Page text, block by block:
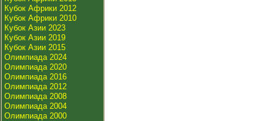
Кубок Африки 2012
Кубок Африки 2010
Кубок Азии 2023
Кубок Азии 2019
Кубок Азии 2015
Олимпиада 2024
Олимпиада 2020
Олимпиада 2016
Олимпиада 2012
Олимпиада 2008
Олимпиада 2004
Олимпиада 2000